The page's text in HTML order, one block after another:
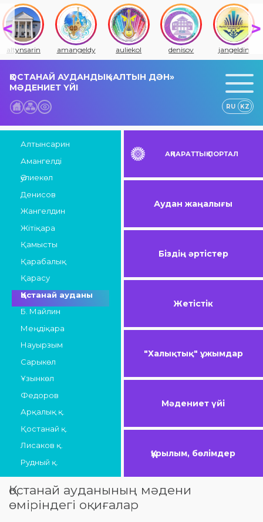
altynsarin amangeldy auliekol denisov jangeldin
ҚОСТАНАЙ АУДАНДЫҚ «АЛТЫН ДӘН»
МӘДЕНИЕТ ҮЙІ
RU KZ
Алтынсарин
Амангелді
Әулиекөл
Денисов
Жангелдин
Жітіқара
Қамысты
Қарабалық
Қарасу
Қостанай ауданы
Б. Майлин
Меңдіқара
Науырзым
Сарыкөл
Ұзынкөл
Федоров
Арқалық қ.
Қостанай қ.
Лисаков қ.
Рудный қ.
АҚПАРАТТЫҚ ПОРТАЛ
Аудан жаңалығы
Біздің әртістер
Жетістік
"Халықтық" ұжымдар
Мәдениет үйі
Құрылым, бөлімдер
Қостанай ауданының мәдени
өміріндегі оқиғалар